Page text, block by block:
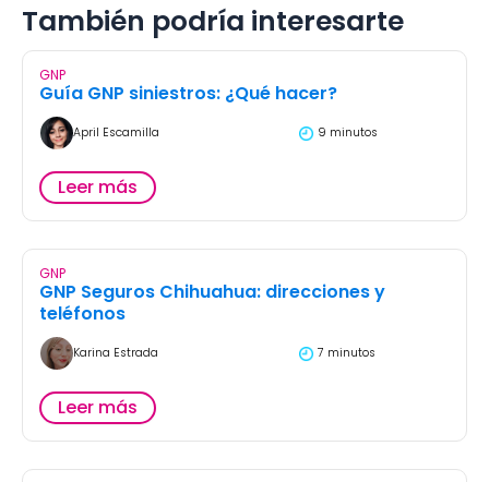
También podría interesarte
GNP
Guía GNP siniestros: ¿Qué hacer?
April Escamilla 9 minutos
Leer más
GNP
GNP Seguros Chihuahua: direcciones y
teléfonos
Karina Estrada 7 minutos
Leer más